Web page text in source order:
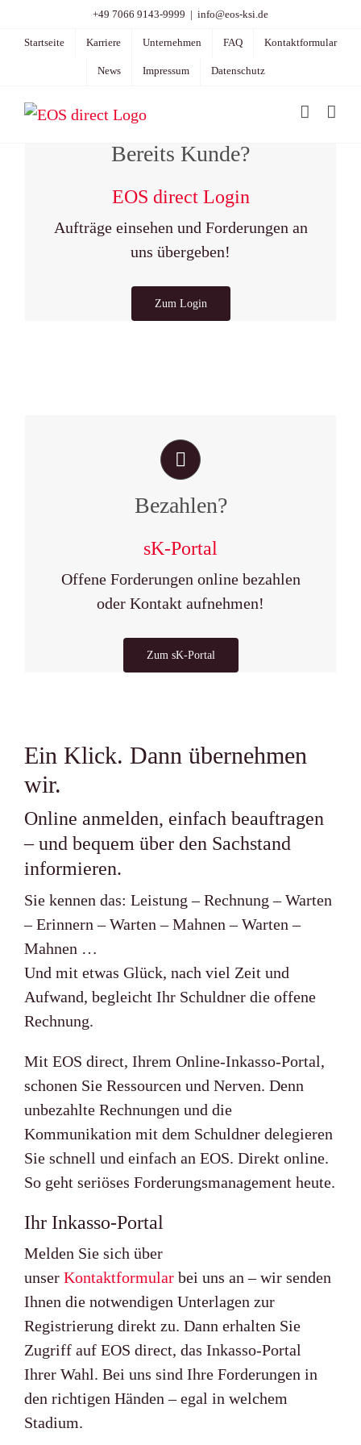
Inhalt
+49 7066 9143-9999 | info@eos-ksi.de
Startseite Karriere Unternehmen FAQ Kontaktformular
News Impressum Datenschutz
Bereits Kunde?
EOS direct Login
Aufträge einsehen und Forderungen an
uns übergeben!
Zum Login
Bezahlen?
sK-Portal
Offene Forderungen online bezahlen
oder Kontakt aufnehmen!
Zum sK-Portal
Ein Klick. Dann übernehmen
wir.
Online anmelden, einfach beauftragen
– und bequem über den Sachstand
informieren.
Sie kennen das: Leistung – Rechnung – Warten
– Erinnern – Warten – Mahnen – Warten –
Mahnen …
Und mit etwas Glück, nach viel Zeit und
Aufwand, begleicht Ihr Schuldner die offene
Rechnung.
Mit EOS direct, Ihrem Online-Inkasso-Portal,
schonen Sie Ressourcen und Nerven. Denn
unbezahlte Rechnungen und die
Kommunikation mit dem Schuldner delegieren
Sie schnell und einfach an EOS. Direkt online.
So geht seriöses Forderungsmanagement heute.
Ihr Inkasso-Portal
Melden Sie sich über
unser Kontaktformular bei uns an – wir senden
Ihnen die notwendigen Unterlagen zur
Registrierung direkt zu. Dann erhalten Sie
Zugriff auf EOS direct, das Inkasso-Portal
Ihrer Wahl. Bei uns sind Ihre Forderungen in
den richtigen Händen – egal in welchem
Stadium.